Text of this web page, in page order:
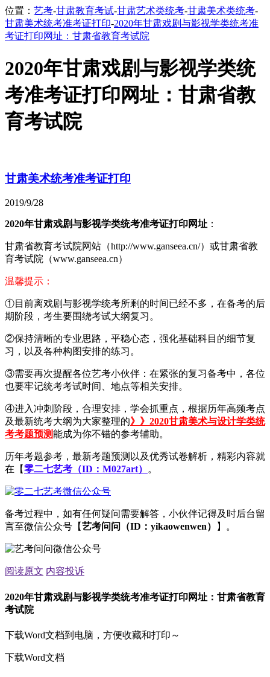
位置： 艺考-甘肃教育考试-甘肃艺术类统考-甘肃美术类统考-
甘肃美术统考准考证打印-2020年甘肃戏剧与影视学类统考准
考证打印网址：甘肃省教育考试院
2020年甘肃戏剧与影视学类统
考准考证打印网址：甘肃省教
育考试院
甘肃美术统考准考证打印
2019/9/28
2020年甘肃戏剧与影视学类统考准考证打印网址 ：
甘肃省教育考试院网站（http://www.ganseea.cn/）或甘肃省教
育考试院（www.ganseea.cn）
温馨提示：
①目前离戏剧与影视学统考所剩的时间已经不多，在备考的后
期阶段，考生要围绕考试大纲复习。
②保持清晰的专业思路，平稳心态，强化基础科目的细节复
习，以及各种构图安排的练习。
③需要再次提醒各位艺考小伙伴：在紧张的复习备考中，各位
也要牢记统考考试时间、地点等相关安排。
④进入冲刺阶段，合理安排，学会抓重点，根据历年高频考点
及最新统考大纲为大家整理的》》2020甘肃美术与设计学类统
考考题预测能成为你不错的参考辅助。
历年考题参考，最新考题预测以及优秀试卷解析，精彩内容就
在【零二七艺考（ID：M027art） 。
备考过程中，如有任何疑问需要解答，小伙伴记得及时后台留
言至微信公众号【艺考问问（ID：yikaowenwen） 】。
阅读原文 内容投诉
2020年甘肃戏剧与影视学类统考准考证打印网址：甘肃省教育
考试院
下载Word文档到电脑，方便收藏和打印～
下载Word文档